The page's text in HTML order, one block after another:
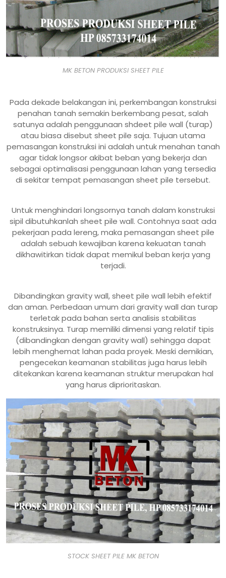
MK BETON PRODUKSI SHEET PILE
Pada dekade belakangan ini, perkembangan konstruksi
penahan tanah semakin berkembang pesat, salah
satunya adalah penggunaan shdeet pile wall (turap)
atau biasa disebut sheet pile saja. Tujuan utama
pemasangan konstruksi ini adalah untuk menahan tanah
agar tidak longsor akibat beban yang bekerja dan
sebagai optimalisasi penggunaan lahan yang tersedia
di sekitar tempat pemasangan sheet pile tersebut.
Untuk menghindari longsornya tanah dalam konstruksi
sipil dibutuhkanlah sheet pile wall. Contohnya saat ada
pekerjaan pada lereng, maka pemasangan sheet pile
adalah sebuah kewajiban karena kekuatan tanah
dikhawitirkan tidak dapat memikul beban kerja yang
terjadi.
Dibandingkan gravity wall, sheet pile wall lebih efektif
dan aman. Perbedaan umum dari gravity wall dan turap
terletak pada bahan serta analisis stabilitas
konstruksinya. Turap memiliki dimensi yang relatif tipis
(dibandingkan dengan gravity wall) sehingga dapat
lebih menghemat lahan pada proyek. Meski demikian,
pengecekan keamanan stabilitas juga harus lebih
ditekankan karena keamanan struktur merupakan hal
yang harus diprioritaskan.
STOCK SHEET PILE MK BETON